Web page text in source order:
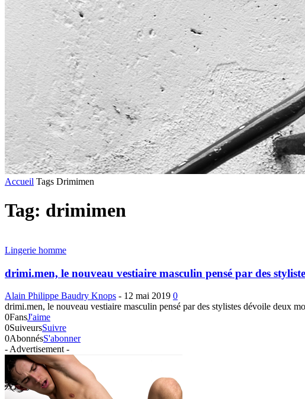
Accueil Tags Drimimen
Tag: drimimen
Lingerie homme
drimi.men, le nouveau vestiaire masculin pensé par des
Alain Philippe Baudry Knops - 12 mai 2019 0
drimi.men, le nouveau vestiaire masculin pensé par des stylistes dévoile deux
0FansJ'aime
0SuiveursSuivre
0AbonnésS'abonner
- Advertisement -